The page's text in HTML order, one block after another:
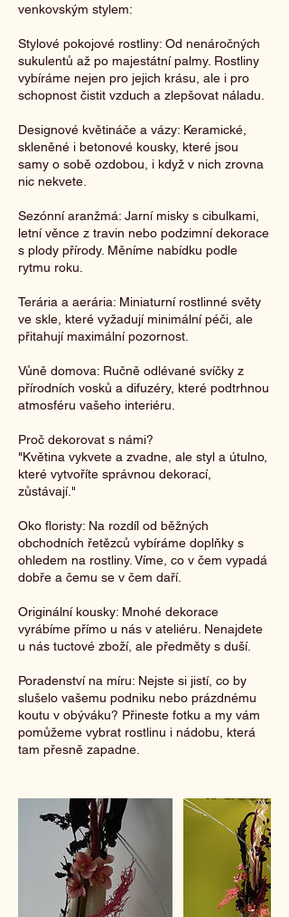
venkovským stylem:
Stylové pokojové rostliny: Od nenáročných
sukulentů až po majestátní palmy. Rostliny
vybíráme nejen pro jejich krásu, ale i pro
schopnost čistit vzduch a zlepšovat náladu.
Designové květináče a vázy: Keramické,
skleněné i betonové kousky, které jsou
samy o sobě ozdobou, i když v nich zrovna
nic nekvete.
Sezónní aranžmá: Jarní misky s cibulkami,
letní věnce z travin nebo podzimní dekorace
s plody přírody. Měníme nabídku podle
rytmu roku.
Terária a aerária: Miniaturní rostlinné světy
ve skle, které vyžadují minimální péči, ale
přitahují maximální pozornost.
Vůně domova: Ručně odlévané svíčky z
přírodních vosků a difuzéry, které podtrhnou
atmosféru vašeho interiéru.
Proč dekorovat s námi?
"Květina vykvete a zvadne, ale styl a útulno,
které vytvoříte správnou dekorací,
zůstávají."
Oko floristy: Na rozdíl od běžných
obchodních řetězců vybíráme doplňky s
ohledem na rostliny. Víme, co v čem vypadá
dobře a čemu se v čem daří.
Originální kousky: Mnohé dekorace
vyrábíme přímo u nás v ateliéru. Nenajdete
u nás tuctové zboží, ale předměty s duší.
Poradenství na míru: Nejste si jistí, co by
slušelo vašemu podniku nebo prázdnému
koutu v obýváku? Přineste fotku a my vám
pomůžeme vybrat rostlinu i nádobu, která
tam přesně zapadne.